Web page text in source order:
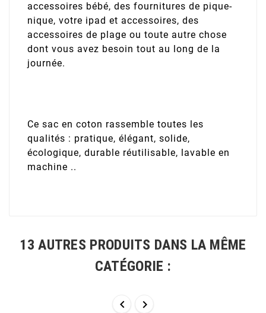
accessoires bébé, des fournitures de pique-
nique, votre ipad et accessoires, des
accessoires de plage ou toute autre chose
dont vous avez besoin tout au long de la
journée.
Ce sac en coton rassemble toutes les
qualités : pratique, élégant, solide,
écologique, durable réutilisable, lavable en
machine ..
13 AUTRES PRODUITS DANS LA MÊME
CATÉGORIE :
 